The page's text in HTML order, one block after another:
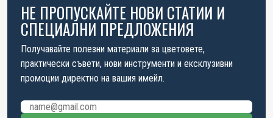
НЕ ПРОПУСКАЙТЕ НОВИ СТАТИИ И
СПЕЦИАЛНИ ПРЕДЛОЖЕНИЯ
Получавайте полезни материали за цветовете,
практически съвети, нови инструменти и ексклузивни
промоции директно на вашия имейл.
Имейл адрес